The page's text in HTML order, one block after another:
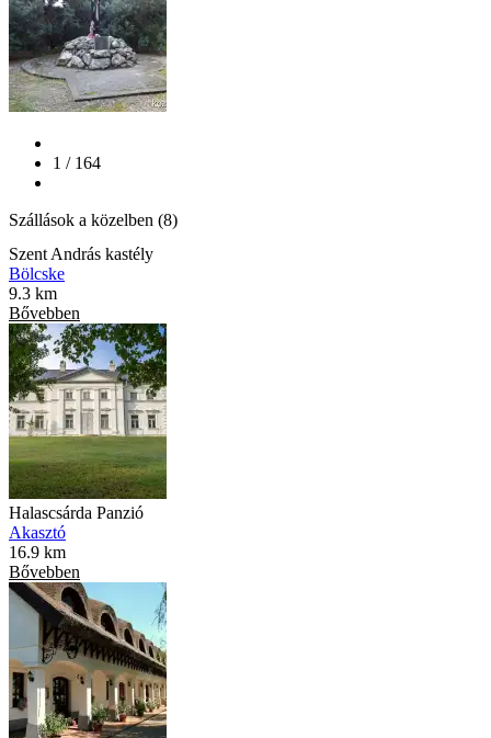
1 / 164
Szállások a közelben (8)
Szent András kastély
Bölcske
9.3 km
Bővebben
Halascsárda Panzió
Akasztó
16.9 km
Bővebben